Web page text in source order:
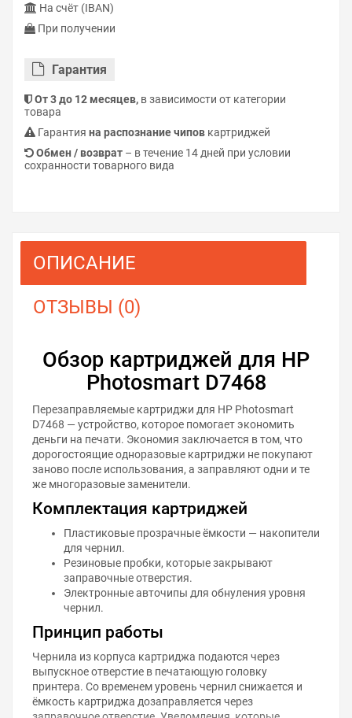
На счёт (IBAN)
При получении
Гарантия
От 3 до 12 месяцев, в зависимости от категории
товара
Гарантия на распознание чипов картриджей
Обмен / возврат – в течение 14 дней при условии
сохранности товарного вида
ОПИСАНИЕ
ОТЗЫВЫ (0)
Обзор картриджей для HP
Photosmart D7468
Перезаправляемые картриджи для HP Photosmart
D7468 — устройство, которое помогает экономить
деньги на печати. Экономия заключается в том, что
дорогостоящие одноразовые картриджи не покупают
заново после использования, а заправляют одни и те
же многоразовые заменители.
Комплектация картриджей
Пластиковые прозрачные ёмкости — накопители
для чернил.
Резиновые пробки, которые закрывают
заправочные отверстия.
Электронные авточипы для обнуления уровня
чернил.
Принцип работы
Чернила из корпуса картриджа подаются через
выпускное отверстие в печатающую головку
принтера. Со временем уровень чернил снижается и
ёмкость картриджа дозаправляется через